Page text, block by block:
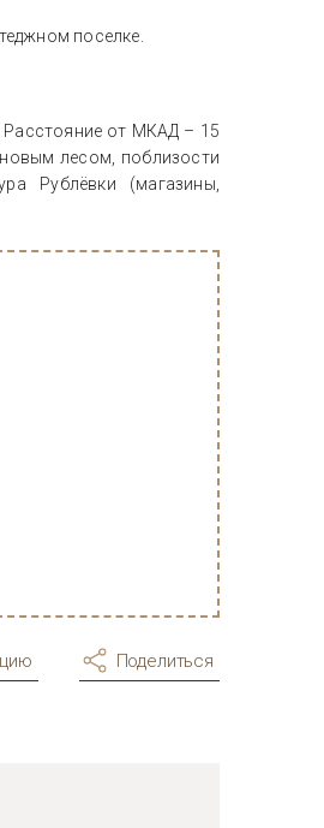
поселке.
Расстояние от МКАД – 15
лесом, поблизости
Рублёвки (магазины,
Поделиться